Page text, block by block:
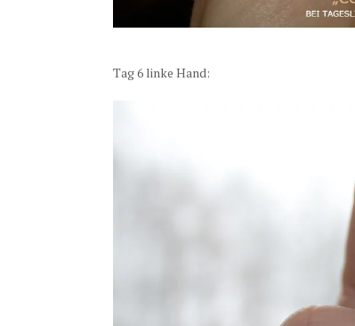
Tag 6 linke Hand: